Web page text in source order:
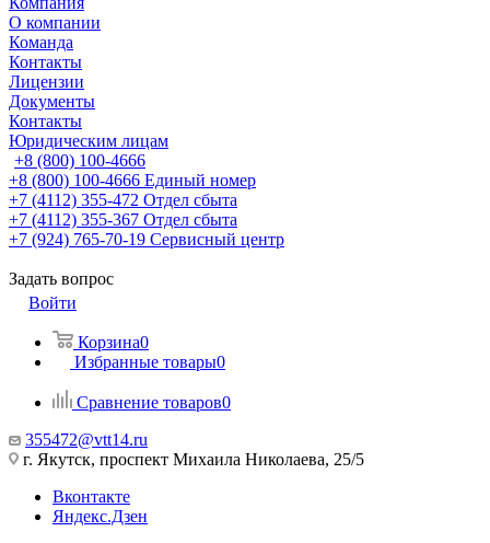
О компании
Команда
Контакты
Лицензии
Документы
Контакты
Юридическим лицам
+8 (800) 100-4666
+8 (800) 100-4666 Единый номер
+7 (4112) 355-472 Отдел сбыта
+7 (4112) 355-367 Отдел сбыта
+7 (924) 765-70-19 Сервисный центр
Задать вопрос
Войти
Корзина0
Избранные товары0
Сравнение товаров0
355472@vtt14.ru
г. Якутск, проспект Михаила Николаева, 25/5
Вконтакте
Яндекс.Дзен